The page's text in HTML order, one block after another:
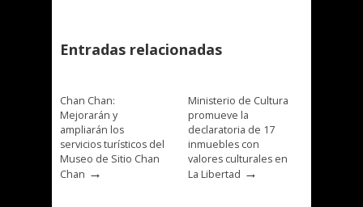
Entradas relacionadas
Chan Chan:
Mejorarán y
ampliarán los
servicios turísticos del
Museo de Sitio Chan
Chan →
Ministerio de Cultura
promueve la
declaratoria de 17
inmuebles con
valores culturales en
La Libertad →